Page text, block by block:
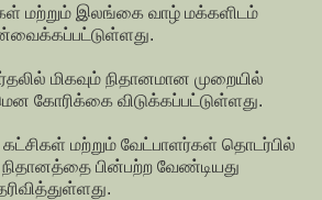
மற்றும் இலங்கை வாழ் மக்களிடம்
மிகவும் நிதானமான முறையில்
கோரிக்கை விடுக்கப்பட்டுள்ளது.
மற்றும் வேட்பாளர்கள் தொடர்பில்
பின்பற்ற வேண்டியது